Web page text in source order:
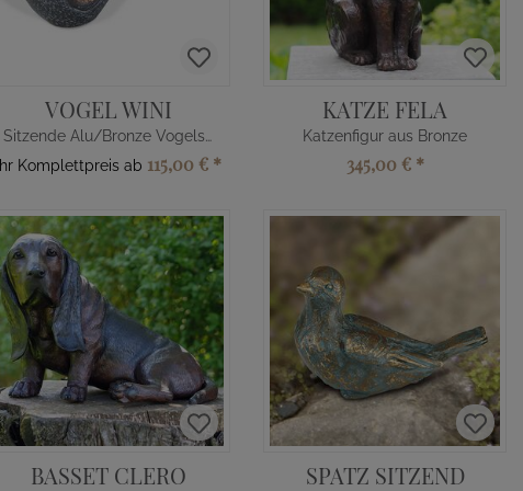
VOGEL WINI
Sitzende Alu/Bronze Vogelskulptur
Ihr Komplettpreis ab 115,00 € *
KATZE FELA
Katzenfigur aus Bronze
345,00 € *
BASSET CLERO SPATZ SITZEND